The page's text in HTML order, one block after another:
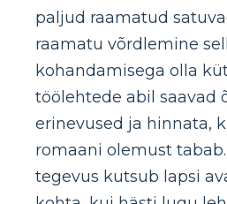
paljud raamatud
raamatu võrdlemine
kohandamisega olla
töölehtede abil saavad
erinevused ja hinnata,
romaani olemust
tegevus kutsub lapsi